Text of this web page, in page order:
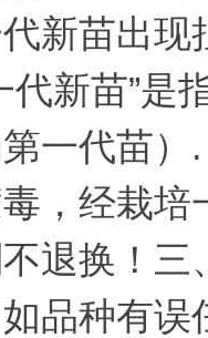
新苗出
代新苗”是
一代苗
，经栽
退换！
品种有